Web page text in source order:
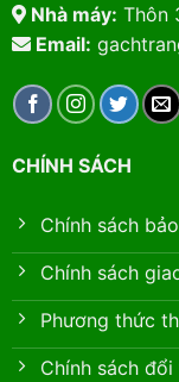
Nhà máy: Thôn
Email:
CHÍNH SÁCH
Chính sách
Chính sách
Phương thức
Chính sách